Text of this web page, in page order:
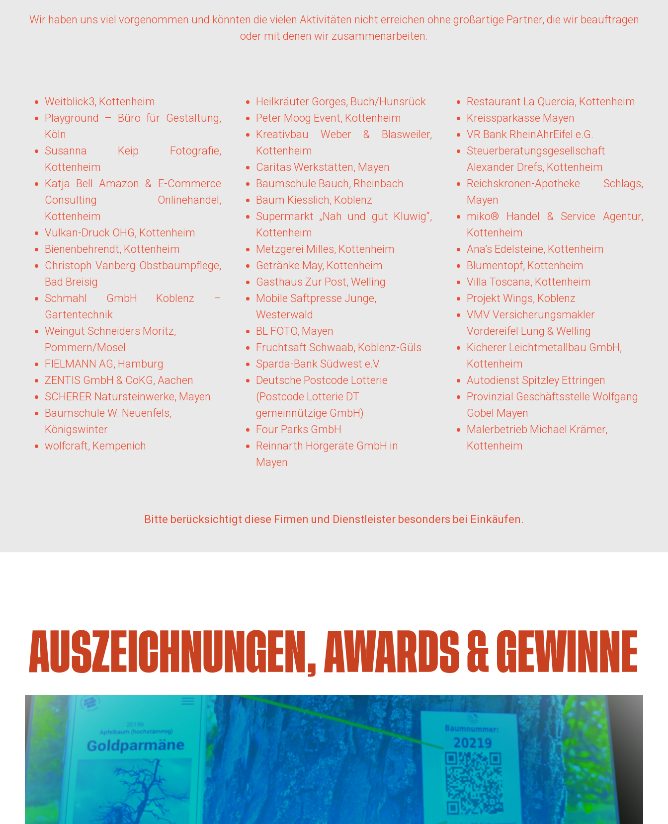
Wir haben uns viel vorgenommen und könnten die vielen Aktivitäten nicht erreichen ohne großartige Partner, die wir beauftragen
oder mit denen wir zusammenarbeiten.
Weitblick3, Kottenheim
Playground – Büro für Gestaltung,
Köln
Susanna Keip Fotografie,
Kottenheim
Katja Bell Amazon & E-Commerce
Consulting Onlinehandel,
Kottenheim
Vulkan-Druck OHG, Kottenheim
Bienenbehrendt, Kottenheim
Christoph Vanberg Obstbaumpflege,
Bad Breisig
Schmahl GmbH Koblenz –
Gartentechnik
Weingut Schneiders Moritz,
Pommern/Mosel
FIELMANN AG, Hamburg
ZENTIS GmbH & CoKG, Aachen
SCHERER Natursteinwerke, Mayen
Baumschule W. Neuenfels,
Königswinter
wolfcraft, Kempenich
Heilkräuter Gorges, Buch/Hunsrück
Peter Moog Event, Kottenheim
Kreativbau Weber & Blasweiler,
Kottenheim
Caritas Werkstätten, Mayen
Baumschule Bauch, Rheinbach
Baum Kiesslich, Koblenz
Supermarkt „Nah und gut Kluwig“,
Kottenheim
Metzgerei Milles, Kottenheim
Getränke May, Kottenheim
Gasthaus Zur Post, Welling
Mobile Saftpresse Junge,
Westerwald
BL FOTO, Mayen
Fruchtsaft Schwaab, Koblenz-Güls
Sparda-Bank Südwest e.V.
Deutsche Postcode Lotterie
(Postcode Lotterie DT
gemeinnützige GmbH)
Four Parks GmbH
Reinnarth Hörgeräte GmbH in
Mayen
Restaurant La Quercia, Kottenheim
Kreissparkasse Mayen
VR Bank RheinAhrEifel e.G.
Steuerberatungsgesellschaft
Alexander Drefs, Kottenheim
Reichskronen-Apotheke Schlags,
Mayen
miko® Handel & Service Agentur,
Kottenheim
Ana’s Edelsteine, Kottenheim
Blumentopf, Kottenheim
Villa Toscana, Kottenheim
Projekt Wings, Koblenz
VMV Versicherungsmakler
Vordereifel Lung & Welling
Kicherer Leichtmetallbau GmbH,
Kottenheim
Autodienst Spitzley Ettringen
Provinzial Geschäftsstelle Wolfgang
Göbel Mayen
Malerbetrieb Michael Krämer,
Kottenheim
Bitte berücksichtigt diese Firmen und Dienstleister besonders bei Einkäufen.